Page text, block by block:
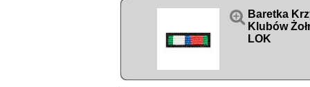
 Baretka
Klubów
LOK